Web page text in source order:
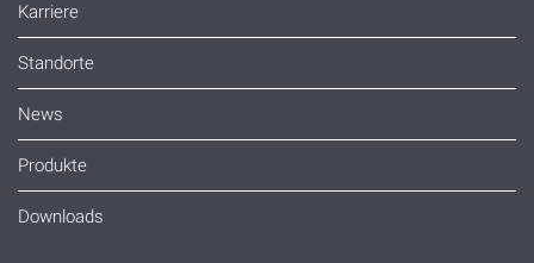
Karriere
Standorte
News
Produkte
Downloads